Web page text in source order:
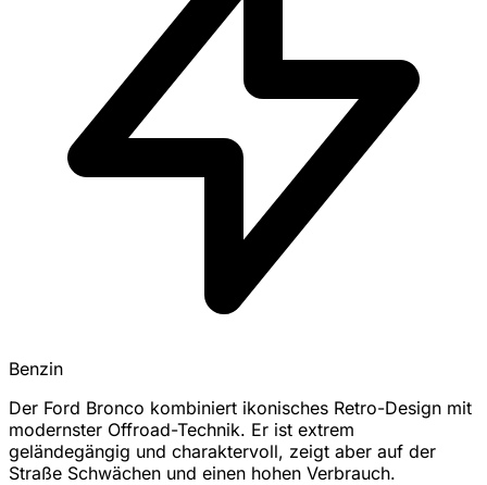
Benzin
Der Ford Bronco kombiniert ikonisches Retro-Design mit
modernster Offroad-Technik. Er ist extrem
geländegängig und charaktervoll, zeigt aber auf der
Straße Schwächen und einen hohen Verbrauch.